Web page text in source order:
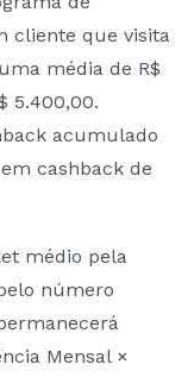
cliente que visita
média de R$
5.400,00.
acumulado
cashback de
médio pela
número
Mensal ×